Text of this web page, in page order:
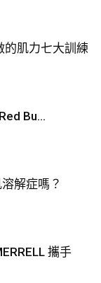
的肌力七大訓練
Bu...
解症嗎？
攜手